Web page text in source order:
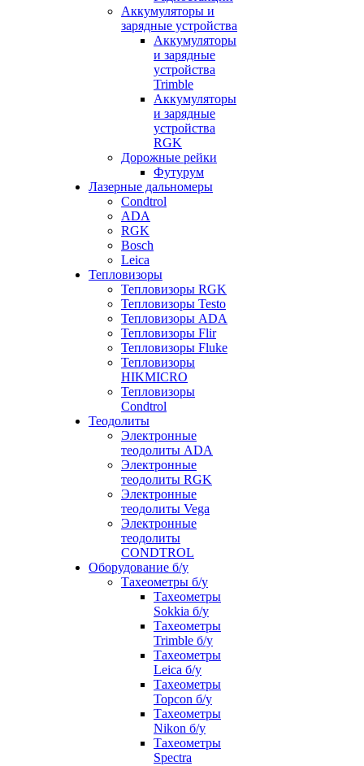
Аккумуляторы и
зарядные устройства
Аккумуляторы
и зарядные
устройства
Trimble
Аккумуляторы
и зарядные
устройства
RGK
Дорожные рейки
Футурум
Лазерные дальномеры
Condtrol
ADA
RGK
Bosch
Leica
Тепловизоры
Тепловизоры RGK
Тепловизоры Testo
Тепловизоры ADA
Тепловизоры Flir
Тепловизоры Fluke
Тепловизоры
HIKMICRO
Тепловизоры
Condtrol
Теодолиты
Электронные
теодолиты ADA
Электронные
теодолиты RGK
Электронные
теодолиты Vega
Электронные
теодолиты
CONDTROL
Оборудование б/у
Тахеометры б/у
Тахеометры
Sokkia б/у
Тахеометры
Trimble б/у
Тахеометры
Leica б/у
Тахеометры
Topcon б/у
Тахеометры
Nikon б/у
Тахеометры
Spectra